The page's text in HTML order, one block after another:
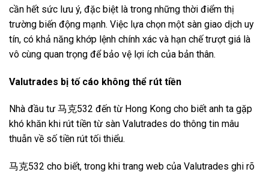
cần hết sức lưu ý, đặc biệt là trong những thời điểm thị
trường biến động mạnh. Việc lựa chọn một sàn giao dịch uy
tín, có khả năng khớp lệnh chính xác và hạn chế trượt giá là
vô cùng quan trọng để bảo vệ lợi ích của bản thân.
Valutrades bị tố cáo không thể rút tiền
Nhà đầu tư 马克532 đến từ Hong Kong cho biết anh ta gặp
khó khăn khi rút tiền từ sàn Valutrades do thông tin mâu
thuẫn về số tiền rút tối thiểu.
马克532 cho biết, trong khi trang web của Valutrades ghi rõ